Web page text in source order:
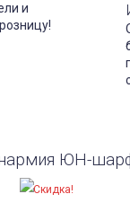
и
ЮН-
Скидка!